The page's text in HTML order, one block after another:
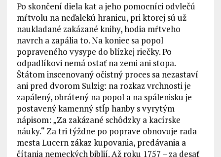
Po skončení diela kat a jeho pomocníci odvlečú
mŕtvolu na neďalekú hranicu, pri ktorej sú už
naukladané zakázané knihy, hodia mŕtveho
navrch a zapália to. Na koniec sa popol
popraveného vysype do blízkej riečky. Po
odpadlíkovi nemá ostať na zemi ani stopa.
Štátom inscenovaný očistný proces sa nezastaví
ani pred dvorom Sulzig: na rozkaz vrchnosti je
zapálený, obrátený na popol a na spálenisku je
postavený kamenný stĺp hanby s vyrytým
nápisom: „Za zakázané schôdzky a kacírske
náuky.“ Za tri týždne po poprave obnovuje rada
mesta Lucern zákaz kupovania, predávania a
čítania nemeckých biblií. Až roku 1757 – za desať